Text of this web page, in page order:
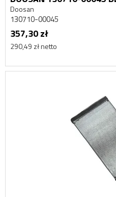
Doosan
130710-00045
357,30 zł
290,49 zł netto